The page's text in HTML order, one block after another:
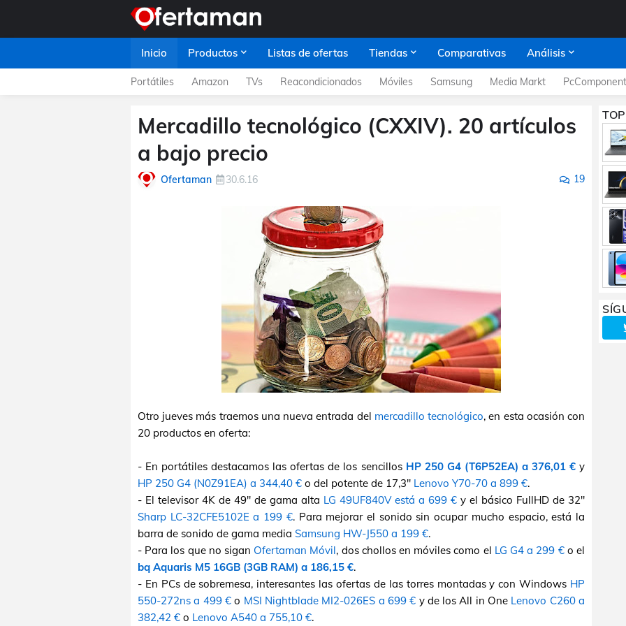
Inicio Productos Listas de ofertas Tiendas Comparativas Análisis
Portátiles Amazon TVs Reacondicionados Móviles Samsung Media Markt
Mercadillo tecnológico (CXXIV). 20 artículos
a bajo precio
Ofertaman 30.6.16 19
Otro jueves más traemos una nueva entrada del mercadillo tecnológico, en esta ocasión con
20 productos en oferta:
- En portátiles destacamos las ofertas de los sencillos HP 250 G4 (T6P52EA) a 376,01 €y
HP 250 G4 (N0Z91EA) a 344,40 € o del potente de 17,3" Lenovo Y70-70 a 899 €.
- El televisor 4K de 49" de gama alta LG 49UF840V está a 699 € y el básico FullHD de 32"
Sharp LC-32CFE5102E a 199 €. Para mejorar el sonido sin ocupar mucho espacio, está la
barra de sonido de gama media Samsung HW-J550 a 199 €.
- Para los que no sigan Ofertaman Móvil, dos chollos en móviles como el LG G4 a 299 €o el
bq Aquaris M5 16GB (3GB RAM) a 186,15 €.
- En PCs de sobremesa, interesantes las ofertas de las torres montadas y con Windows HP
550-272ns a 499 €o MSI Nightblade MI2-026ES a 699 € y de los All in One Lenovo C260 a
382,42 € o Lenovo A540 a 755,10 €.